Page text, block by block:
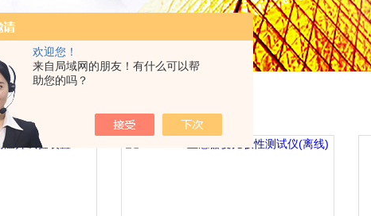
欢迎您！
来自局域网的朋友！有什么可以帮
助您的吗？